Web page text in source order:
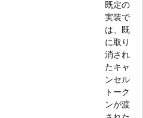
既定の
実装で
は、既
に取り
消され
たキャ
ンセル
トーク
ンが渡